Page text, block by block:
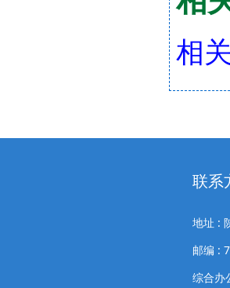
相
联系
地址 :
邮编 :
综合办